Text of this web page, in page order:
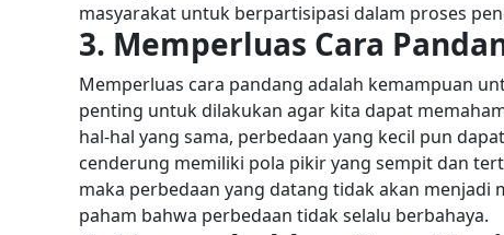
masyarakat untuk berpartisipasi dalam proses
3. Memperluas Cara
Memperluas cara pandang adalah kemampuan
penting untuk dilakukan agar kita dapat
hal-hal yang sama, perbedaan yang kecil pun
cenderung memiliki pola pikir yang sempit dan
maka perbedaan yang datang tidak akan
paham bahwa perbedaan tidak selalu berbahaya.